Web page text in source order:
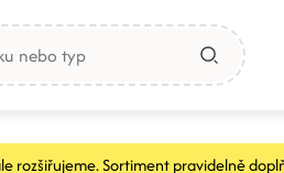
rozšiřujeme. Sortiment pravidelně